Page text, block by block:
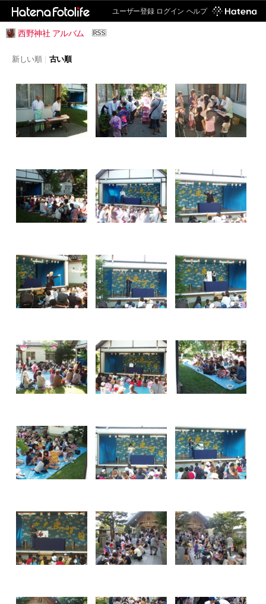
ユーザー登録 ログイン ヘルプ
西野神社 アルバム
新しい順 | 古い順